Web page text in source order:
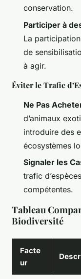
conservation.
Participer à
La
de
à agir.
Éviter le Trafic
Ne Pas
d’animaux
introduire des
écosystèmes
Signaler les
trafic
compétentes.
Tableau
Biodiversité
Facte
ur